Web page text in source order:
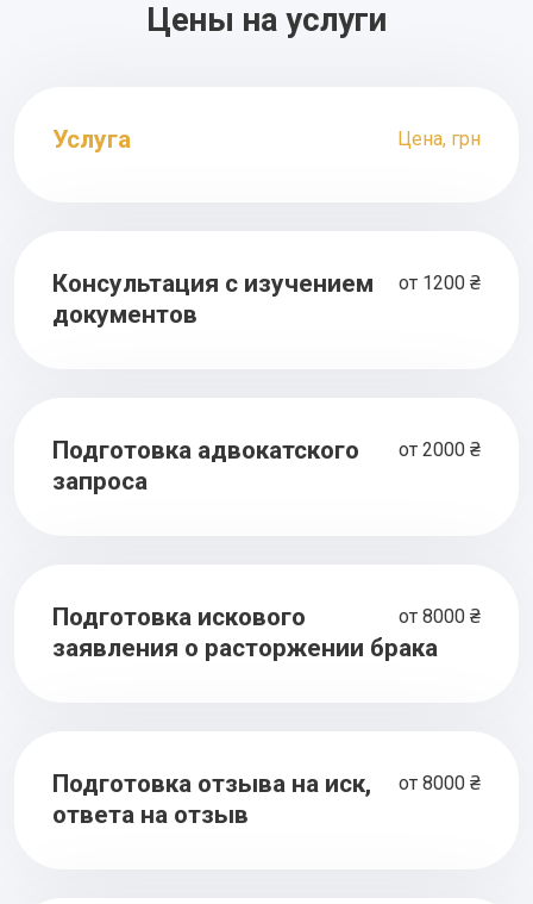
Цены на услуги
Цена, грн
Услуга
от 1200 ₴
Консультация с изучением
документов
от 2000 ₴
Подготовка адвокатского
запроса
от 8000 ₴
Подготовка искового
заявления о расторжении брака
от 8000 ₴
Подготовка отзыва на иск,
ответа на отзыв